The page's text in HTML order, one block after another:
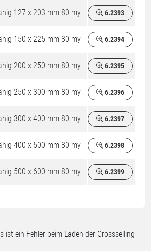
127 x 203 mm 80 my 6.2393
150 x 225 mm 80 my 6.2394
200 x 250 mm 80 my 6.2395
250 x 300 mm 80 my 6.2396
300 x 400 mm 80 my 6.2397
400 x 500 mm 80 my 6.2398
500 x 600 mm 80 my 6.2399
ist ein Fehler beim Laden der Crossselling